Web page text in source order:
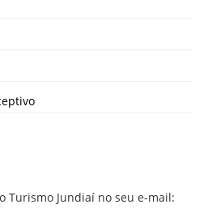
Turismo Jundiaí no seu e-mail: